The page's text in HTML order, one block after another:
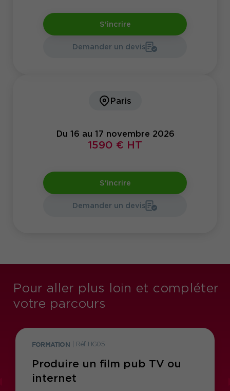
S'incrire
Demander un devis
Paris
Du 16 au 17 novembre 2026
1590 € HT
S'incrire
Demander un devis
Pour aller plus loin et compléter
votre parcours
FORMATION Réf. HG05
Produire un film pub TV ou
internet